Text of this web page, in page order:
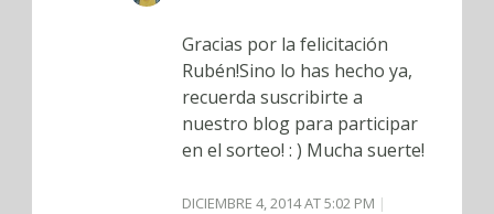
Gracias por la felicitación
Rubén!Sino lo has hecho ya,
recuerda suscribirte a
nuestro blog para participar
en el sorteo! : ) Mucha suerte!
DICIEMBRE 4, 2014 AT 5:02 PM